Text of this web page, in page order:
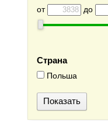
от до
Страна
Польша